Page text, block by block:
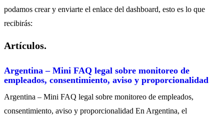
podamos crear y enviarte el enlace del dashboard, esto es lo que
recibirás:
Artículos.
Argentina – Mini FAQ legal sobre monitoreo de
empleados, consentimiento, aviso y proporcionalidad
Argentina – Mini FAQ legal sobre monitoreo de empleados,
consentimiento, aviso y proporcionalidad En Argentina, el